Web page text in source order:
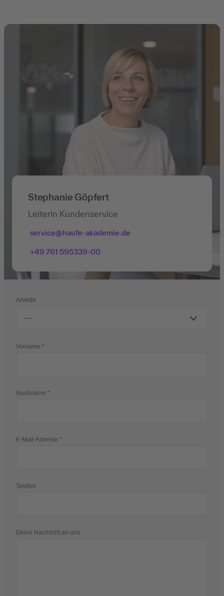
Stephanie Göpfert
Leiterin Kundenservice
service@haufe-akademie.de
+49 761 595339-00
Anrede
Vorname
Nachname
E-Mail-Adresse
Telefon
Deine Nachricht an uns